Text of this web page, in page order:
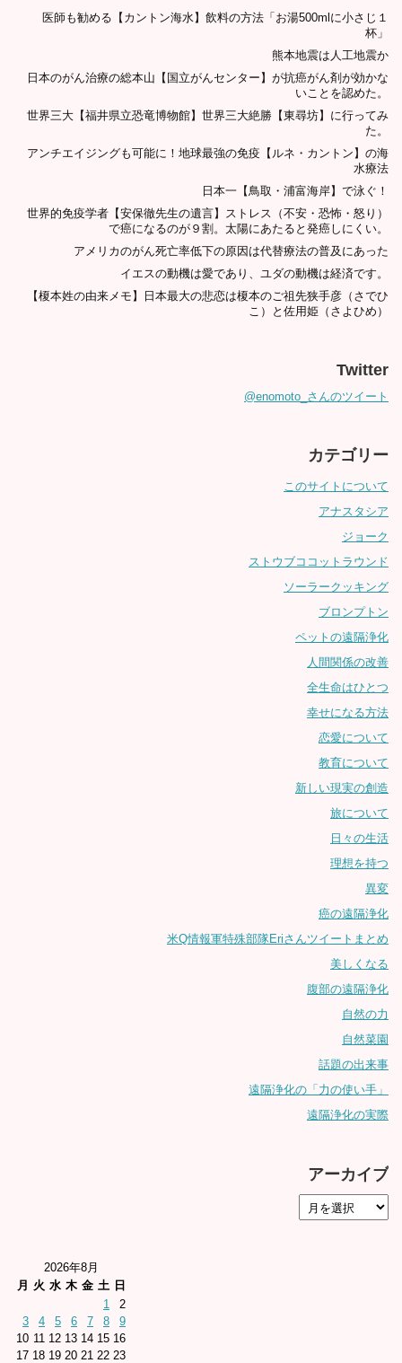
医師も勧める【カントン海水】飲料の方法「お湯500mlに小さじ１
杯」
熊本地震は人工地震か
日本のがん治療の総本山【国立がんセンター】が抗癌がん剤が効かな
いことを認めた。
世界三大【福井県立恐竜博物館】世界三大絶勝【東尋坊】に行ってみ
た。
アンチエイジングも可能に！地球最強の免疫【ルネ・カントン】の海
水療法
日本一【鳥取・浦富海岸】で泳ぐ！
世界的免疫学者【安保徹先生の遺言】ストレス（不安・恐怖・怒り）
で癌になるのが９割。太陽にあたると発癌しにくい。
アメリカのがん死亡率低下の原因は代替療法の普及にあった
イエスの動機は愛であり、ユダの動機は経済です。
【榎本姓の由来メモ】日本最大の悲恋は榎本のご祖先狭手彦（さでひ
こ）と佐用姫（さよひめ）
Twitter
@enomoto_さんのツイート
カテゴリー
このサイトについて
アナスタシア
ジョーク
ストウブココットラウンド
ソーラークッキング
ブロンプトン
ペットの遠隔浄化
人間関係の改善
全生命はひとつ
幸せになる方法
恋愛について
教育について
新しい現実の創造
旅について
日々の生活
理想を持つ
異変
癌の遠隔浄化
米Q情報軍特殊部隊Eriさんツイートまとめ
美しくなる
腹部の遠隔浄化
自然の力
自然菜園
話題の出来事
遠隔浄化の「力の使い手」
遠隔浄化の実際
アーカイブ
2026年8月
月 火 水 木 金 土 日
1
2
3
4 5 6 7 8
9
10 11 12 13 14 15 16
17 18 19 20 21 22 23